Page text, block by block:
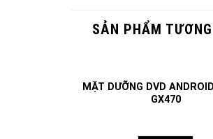
SẢN PHẨM
MẶT DƯỠNG DVD
GX470